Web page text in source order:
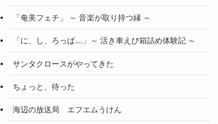
「奄美フェチ」 ～ 音楽が取り持つ縁 ～
「に、し、ろっぱ…」～ 活き車えび箱詰め体験記 ～
サンタクロースがやってきた
ちょっと、待った
海辺の放送局 エフエムうけん